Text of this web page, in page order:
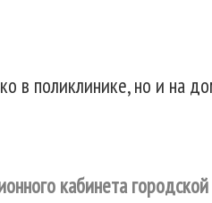
в поликлинике, но и на
кабинета